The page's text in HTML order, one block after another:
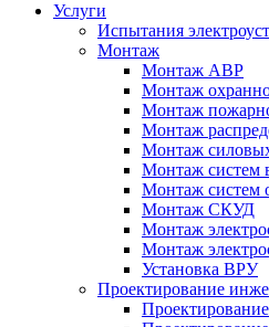
Услуги
Испытания
Монтаж
Монтаж АВР
Монтаж
Монтаж
Монтаж
Монтаж
Монтаж систем
Монтаж систем
Монтаж СКУД
Монтаж
Монтаж
Установка ВРУ
Проектирование